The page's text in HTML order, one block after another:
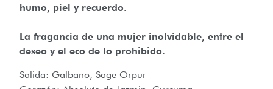
humo, piel y recuerdo.
La fragancia de una mujer inolvidable, entre el
deseo y el eco de lo prohibido.
Salida: Galbano, Sage Orpur